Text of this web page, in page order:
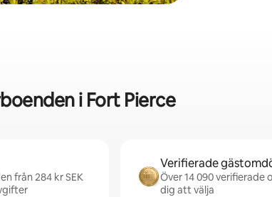
i Fort Pierce
från 284 kr SEK
Verifierade
Över 14 090 verifierade
dig att välja